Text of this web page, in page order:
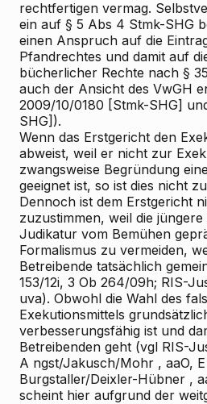
rechtfertigen vermag.
ein auf § 5 Abs 4 Stmk-SHG
einen Anspruch auf die
Pfandrechtes und damit auf
bücherlicher Rechte nach §
auch der Ansicht des VwGH
2009/10/0180 [Stmk-SHG]
SHG]).
Wenn das Erstgericht den
abweist, weil er nicht zur
zwangsweise Begründung
geeignet ist, so ist dies nicht
Dennoch ist dem Erstgericht
zuzustimmen, weil die
Judikatur vom Bemühen
Formalismus zu vermeiden,
Betreibende tatsächlich
153/12i, 3 Ob 264/09h; RIS-
uva). Obwohl die Wahl des
Exekutionsmittels
verbesserungsfähig ist und
Betreibenden geht (vgl RIS-
A ngst/Jakusch/Mohr , aaO,
Burgstaller/Deixler-Hübner ,
scheint hier aufgrund der